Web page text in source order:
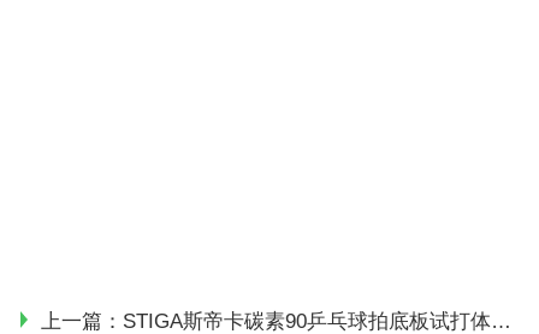
上一篇： STIGA斯帝卡碳素90乒乓球拍底板试打体会：七剑下天山之《青干剑》